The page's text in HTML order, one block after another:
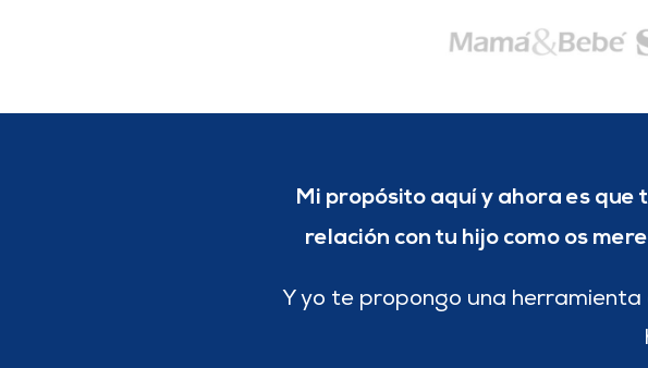
Mi propósito aquí y ahora es
relación con tu hijo como os
Y yo te propongo una